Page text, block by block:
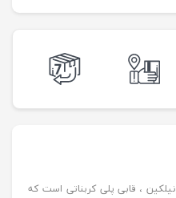
نیلکین ، قابی پلی کربناتی است که